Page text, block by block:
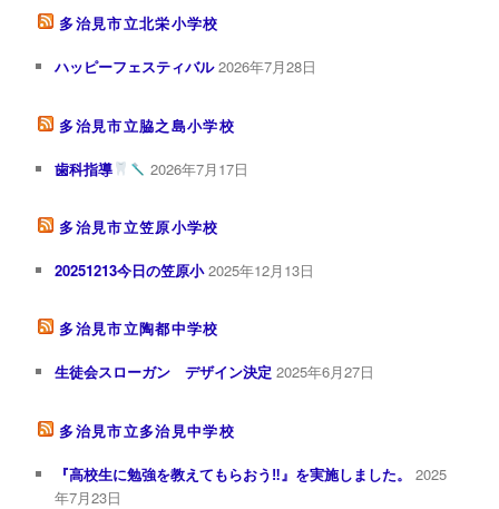
多治見市立北栄小学校
ハッピーフェスティバル 2026年7月28日
多治見市立脇之島小学校
歯科指導 2026年7月17日
多治見市立笠原小学校
20251213今日の笠原小 2025年12月13日
多治見市立陶都中学校
生徒会スローガン デザイン決定 2025年6月27日
多治見市立多治見中学校
『高校生に勉強を教えてもらおう‼︎』を実施しました。
2025
年7月23日